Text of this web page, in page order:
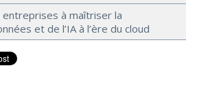
entreprises à maîtriser la
et de l’IA à l’ère du cloud